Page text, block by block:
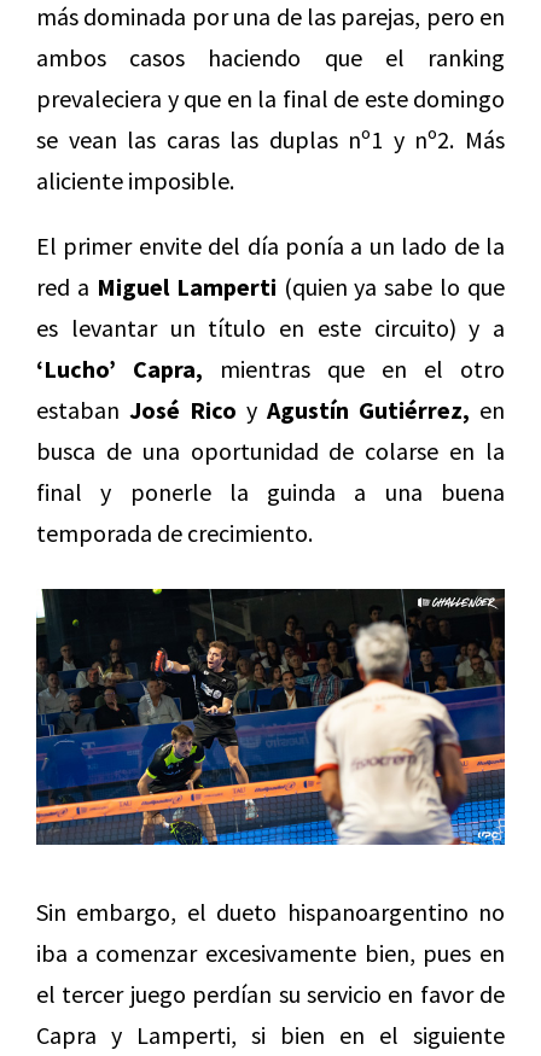
más dominada por una de las parejas, pero en
ambos casos haciendo que el ranking
prevaleciera y que en la final de este domingo
se vean las caras las duplas nº1 y nº2. Más
aliciente imposible.
El primer envite del día ponía a un lado de la
red a Miguel Lamperti (quien ya sabe lo que
es levantar un título en este circuito) y a
‘Lucho’ Capra, mientras que en el otro
estaban José Rico y Agustín Gutiérrez, en
busca de una oportunidad de colarse en la
final y ponerle la guinda a una buena
temporada de crecimiento.
Sin embargo, el dueto hispanoargentino no
iba a comenzar excesivamente bien, pues en
el tercer juego perdían su servicio en favor de
Capra y Lamperti, si bien en el siguiente